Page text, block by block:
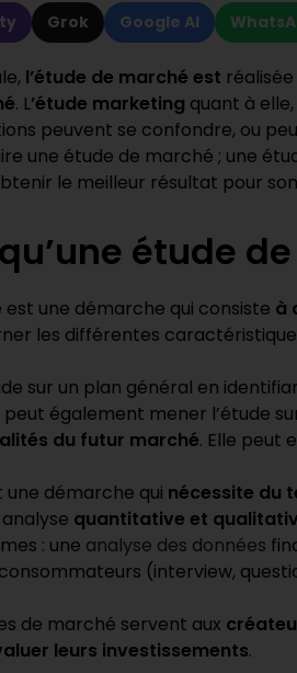
Grok Google AI
l’étude de marché est
. L’étude marketing quant à
peuvent se confondre, ou
une étude de marché ; une
le meilleur résultat pour
étude
est une démarche qui consiste à
les différentes
sur un plan général en
peut également mener l’étude
du futur marché. Elle peut
une démarche qui nécessite du
quantitative et
: une analyse des données
(interview,
de marché servent aux
leurs investissements.